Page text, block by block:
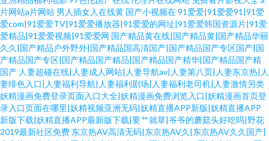
片网站a片网站 男人插女人在线黄 国产小视频在91爱爱|91爱爱91|91爱
爱com|91爱爱TV|91爱爱播放器|91爱爱的网址|91爱爱韩国资源片|91爱
爱精品|91爱爱视频|91爱爱网 国产精品黄在线|国产精品黄|国产精品华丽
久久|国产精品户外野外|国产精品国高清国产|国产精品国产专区国产|国
产精品国产专区|国产精品国产精品|国产精品国产精华|国产精品国产精
国产 人妻超碰在线|人妻成人网站|人妻导航av|人妻第八页|人妻东京热|人
妻绯色入口|人妻福利导航|人妻福利剧场|人妻福利老司机|人妻激情另类
妖精漫画免费登录页面入口大全|妖精漫画免费浏览入口|妖精漫画首页登
录入口页面在哪里|妖精视频亚洲无码|妖精直播APP新版|妖精直播APP
新版下载|妖精直播APP最新版下载|要艹就草|爷爷的蘑菇头好吃吗|野花
2019最新社区免费 东京热AV高清无码|东京热AV久|东京热AV久久国产|